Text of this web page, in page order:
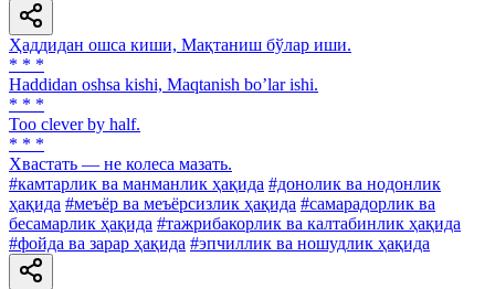
Ҳаддидан ошса киши, Мақтаниш бўлар иши.
* * *
Haddidan oshsa kishi, Maqtanish boʼlar ishi.
* * *
Too clever by half.
* * *
Хвастать — не колеса мазать.
#камтарлик ва манманлик ҳақида #донолик ва нодонлик
ҳақида #меъёр ва меъёрсизлик ҳақида #самарадорлик ва
бесамарлик ҳақида #тажрибакорлик ва калтабинлик ҳақида
#фойда ва зарар ҳақида #эпчиллик ва ношудлик ҳақида